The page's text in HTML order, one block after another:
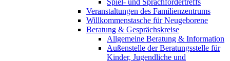
Spiel- und Sprachfördertreffs
Veranstaltungen des Familienzentrums
Willkommenstasche für Neugeborene
Beratung & Gesprächskreise
Allgemeine Beratung & Information
Außenstelle der Beratungsstelle für
Kinder, Jugendliche und